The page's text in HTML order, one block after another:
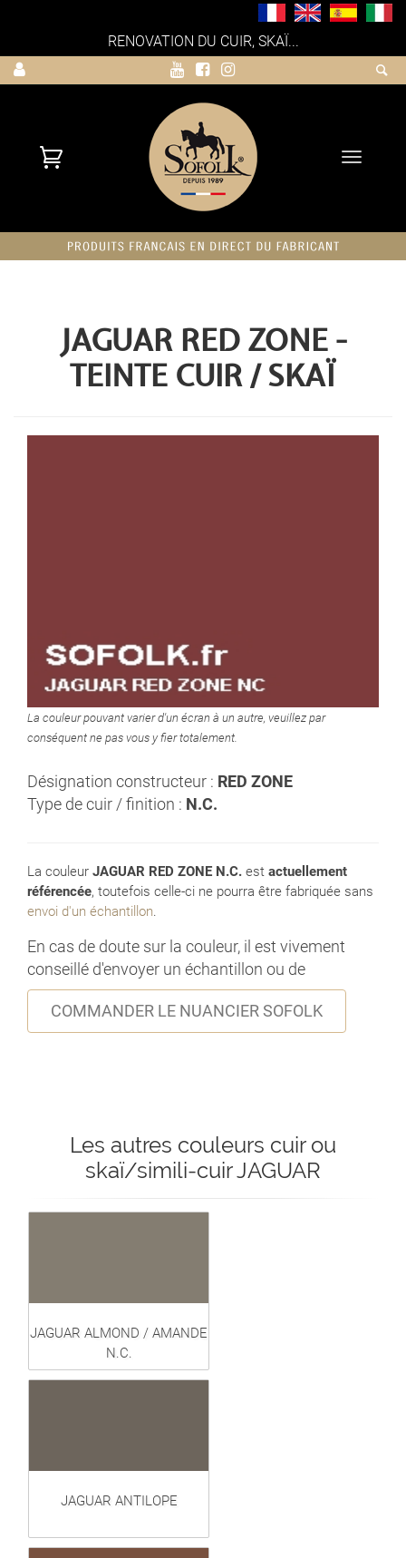
RENOVATION DU CUIR, SKAÏ...
Toggle
JAGUAR RED ZONE -
TEINTE CUIR / SKAÏ
La couleur pouvant varier d'un écran à un autre, veuillez par
conséquent ne pas vous y fier totalement.
Désignation constructeur : RED ZONE
Type de cuir / finition : N.C.
La couleur JAGUAR RED ZONE N.C. est actuellement
référencée, toutefois celle-ci ne pourra être fabriquée sans
envoi d'un échantillon.
En cas de doute sur la couleur, il est vivement
conseillé d'envoyer un échantillon ou de
COMMANDER LE NUANCIER SOFOLK
Les autres couleurs cuir ou
skaï/simili-cuir JAGUAR
JAGUAR ALMOND / AMANDE
N.C.
JAGUAR ANTILOPE